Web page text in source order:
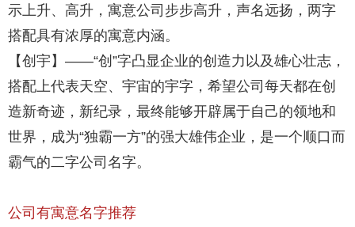
示上升、高升，寓意公司步步高升，声名远扬，两字
搭配具有浓厚的寓意内涵。
【创宇】——“创”字凸显企业的创造力以及雄心壮志，
搭配上代表天空、宇宙的宇字，希望公司每天都在创
造新奇迹，新纪录，最终能够开辟属于自己的领地和
世界，成为“独霸一方”的强大雄伟企业，是一个顺口而
霸气的二字公司名字。
公司有寓意名字推荐